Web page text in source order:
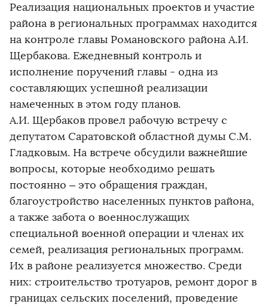
Реализация национальных проектов и участие
района в региональных программах находится
на контроле главы Романовского района А.И.
Щербакова. Ежедневный контроль и
исполнение поручений главы - одна из
составляющих успешной реализации
намеченных в этом году планов.
А.И. Щербаков провел рабочую встречу с
депутатом Саратовской областной думы С.М.
Гладковым. На встрече обсудили важнейшие
вопросы, которые необходимо решать
постоянно – это обращения граждан,
благоустройство населенных пунктов района,
а также забота о военнослужащих
специальной военной операции и членах их
семей, реализация региональных программ.
Их в районе реализуется множество. Среди
них: строительство тротуаров, ремонт дорог в
границах сельских поселений, проведение